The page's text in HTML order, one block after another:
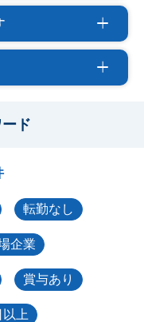
ド
転勤なし
場企業
賞与あり
上